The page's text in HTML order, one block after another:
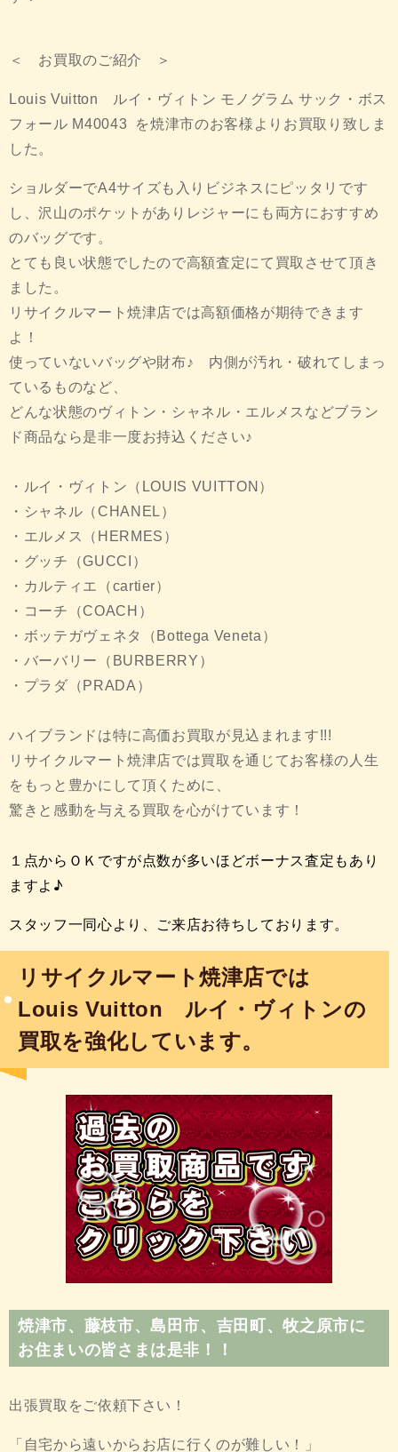
＜ お買取のご紹介 ＞
Louis Vuitton ルイ・ヴィトン モノグラム サック・ボス
フォール M40043 を焼津市のお客様よりお買取り致しま
した。
ショルダーでA4サイズも入りビジネスにピッタリです
し、沢山のポケットがありレジャーにも両方におすすめ
のバッグです。
とても良い状態でしたので高額査定にて買取させて頂き
ました。
リサイクルマート焼津店では高額価格が期待できます
よ！
使っていないバッグや財布♪ 内側が汚れ・破れてしまっ
ているものなど、
どんな状態のヴィトン・シャネル・エルメスなどブラン
ド商品なら是非一度お持込ください♪
・ルイ・ヴィトン（LOUIS VUITTON）
・シャネル（CHANEL）
・エルメス（HERMES）
・グッチ（GUCCI）
・カルティエ（cartier）
・コーチ（COACH）
・ボッテガヴェネタ（Bottega Veneta）
・バーバリー（BURBERRY）
・プラダ（PRADA）
ハイブランドは特に高価お買取が見込まれます!!!
リサイクルマート焼津店では買取を通じてお客様の人生
をもっと豊かにして頂くために、
驚きと感動を与える買取を心がけています！
１点からＯＫですが点数が多いほどボーナス査定もあり
ますよ♪
スタッフ一同心より、ご来店お待ちしております。
リサイクルマート焼津店では
Louis Vuitton ルイ・ヴィトンの
買取を強化しています。
焼津市、藤枝市、島田市、吉田町、牧之原市に
お住まいの皆さまは是非！！
出張買取をご依頼下さい！
「自宅から遠いからお店に行くのが難しい！」